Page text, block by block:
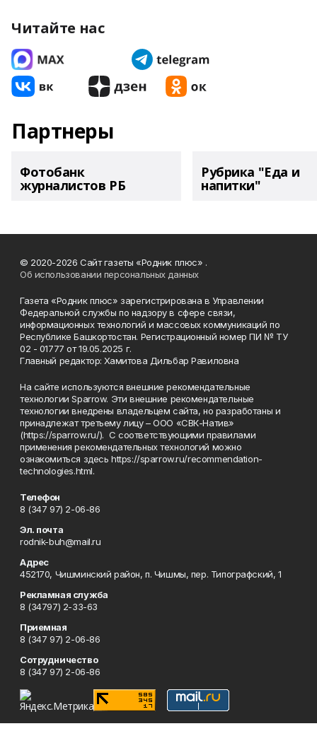
Читайте нас
Партнеры
Фотобанк
журналистов РБ
Рубрика "Еда и
напитки"
© 2020-2026 Сайт газеты «Родник плюс» .
Об использовании персональных данных
Газета «Родник плюс» зарегистрирована в Управлении
Федеральной службы по надзору в сфере связи,
информационных технологий и массовых коммуникаций по
Республике Башкортостан. Регистрационный номер ПИ № ТУ
02 - 01777 от 19.05.2025 г.
Главный редактор: Хамитова Дильбар Равиловна
На сайте используются внешние рекомендательные
технологии Sparrow. Эти внешние рекомендательные
технологии внедрены владельцем сайта, но разработаны и
принадлежат третьему лицу – ООО «СВК-Натив»
(https://sparrow.ru/). С соответствующими правилами
применения рекомендательных технологий можно
ознакомиться здесь https://sparrow.ru/recommendation-
technologies.html.
Телефон
8 (347 97) 2-06-86
Эл. почта
rodnik-buh@mail.ru
Адрес
452170, Чишминский район, п. Чишмы, пер. Типографский, 1
Рекламная служба
8 (34797) 2-33-63
Приемная
8 (347 97) 2-06-86
Сотрудничество
8 (347 97) 2-06-86